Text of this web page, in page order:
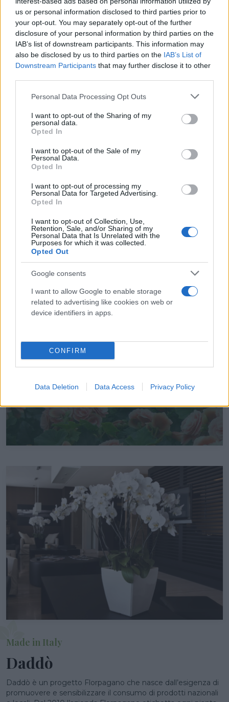
us or personal information disclosed to third parties prior to
your opt-out. You may separately opt-out of the further
disclosure of your personal information by third parties on the
IAB’s list of downstream participants. This information may
also be disclosed by us to third parties on the IAB’s List of
Downstream Participants that may further disclose it to other
Please note that this website/app uses one or more Google
not limited to your visit or usage behaviour. You may click to
grant or deny consent to Google and its third-party tags to
use your data for below specified purposes in below Google
consent section.
Personal Data Processing Opt Outs
I want to opt-out of the Sharing of my
personal data.
Opted In
I want to opt-out of the Sale of my
Personal Data.
Opted In
I want to opt-out of processing my
Personal Data for Targeted Advertising.
Opted In
I want to opt-out of Collection, Use,
Retention, Sale, and/or Sharing of my
Personal Data that Is Unrelated with the
Purposes for which it was collected.
Opted Out
Google consents
I want to allow Google to enable storage
related to advertising like cookies on web or
device identifiers in apps.
CONFIRM
Data Deletion Data Access Privacy Policy
Continua a leggere
Grande distribuzione
Scopri di più
A chi ci rivolgiamo
Fioristi
Garden center
Negozi
Made in Italy
Daddò
Daddò è un progetto Florpagano che nasce dall’esigenza di
promuovere e sensibilizzare il consumo di prodotti nazionali